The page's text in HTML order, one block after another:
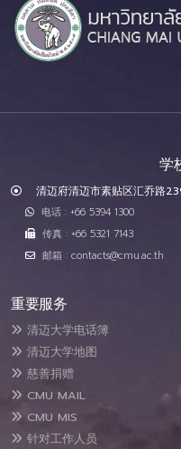
学
清迈府清迈市素贴区汇乔路
电话 : +66 5394 1300
传真 : +66 5321 7143
邮箱 : contacts@cmu.ac.th
重要服务
清迈大学电话簿
清迈大学地图
慈善捐赠
CMU MAIL
CMU MIS
针对工作人员